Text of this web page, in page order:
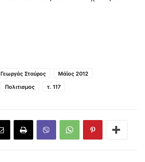
Γεωργάς Σταύρος
Μάϊος 2012
Πολιτισμος τ. 117